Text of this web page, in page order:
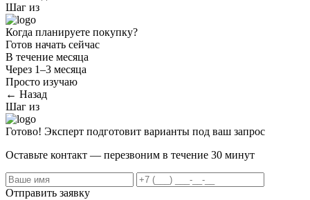
Шаг из
Когда планируете покупку?
Готов начать сейчас
В течение месяца
Через 1–3 месяца
Просто изучаю
← Назад
Шаг из
Готово! Эксперт подготовит варианты под ваш запрос
Оставьте контакт — перезвоним в течение 30 минут
Отправить заявку